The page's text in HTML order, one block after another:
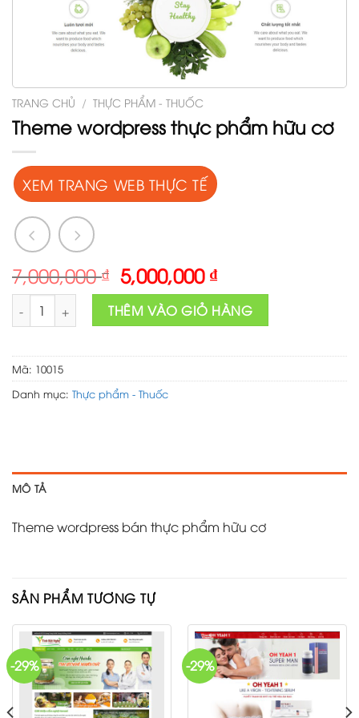
TRANG CHỦ / THỰC PHẨM - THUỐC
Theme wordpress thực phẩm hữu cơ
XEM TRANG WEB THỰC TẾ
7,000,000₫ Original
price
was:
7,000,000 ₫.
5,000,000₫Current
price
is:
5,000,000 ₫.
Theme wordpress thực phẩm hữu cơ số lượng
THÊM VÀO GIỎ HÀNG
Mã: 10015
Danh mục: Thực phẩm - Thuốc
MÔ TẢ
Theme wordpress bán thực phẩm hữu cơ
SẢN PHẨM TƯƠNG TỰ
-29% -29%